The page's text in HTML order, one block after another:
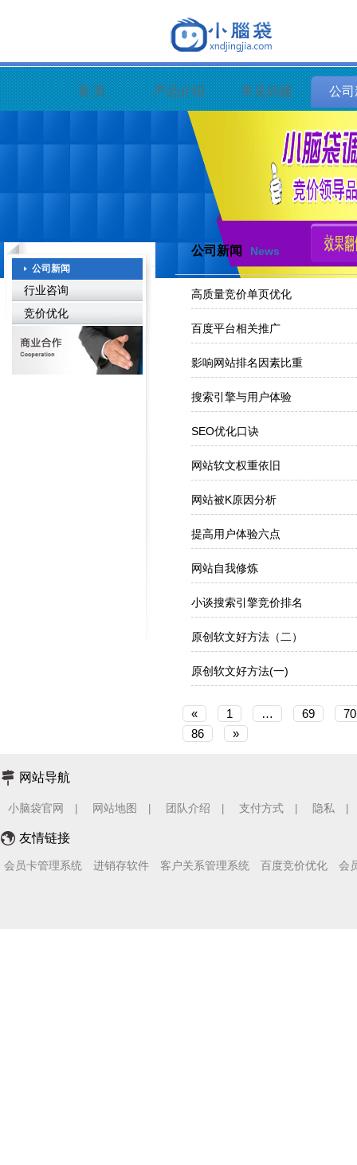
首 页 产品介绍 常见问题 公
公司新闻
行业咨询
竞价优化
公司新闻 News
高质量竞价单页优化
百度平台相关推广
影响网站排名因素比重
搜索引擎与用户体验
SEO优化口诀
网站软文权重依旧
网站被K原因分析
提高用户体验六点
网站自我修炼
小谈搜索引擎竞价排名
原创软文好方法（二）
原创软文好方法(一)
« 1 … 69
70
86
»
网站导航
小脑袋官网 网站地图 团队介绍 支付方式 隐私
友情链接
会员卡管理系统 进销存软件 客户关系管理系统 百度竞价优化 会